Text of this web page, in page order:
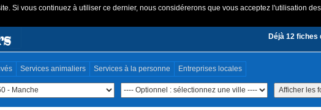
Si vous continuez à utiliser ce dernier, nous considérerons que vous acceptez l'utilisation
Déjà 12
Services animaliers Services à la personne Entreprises locales